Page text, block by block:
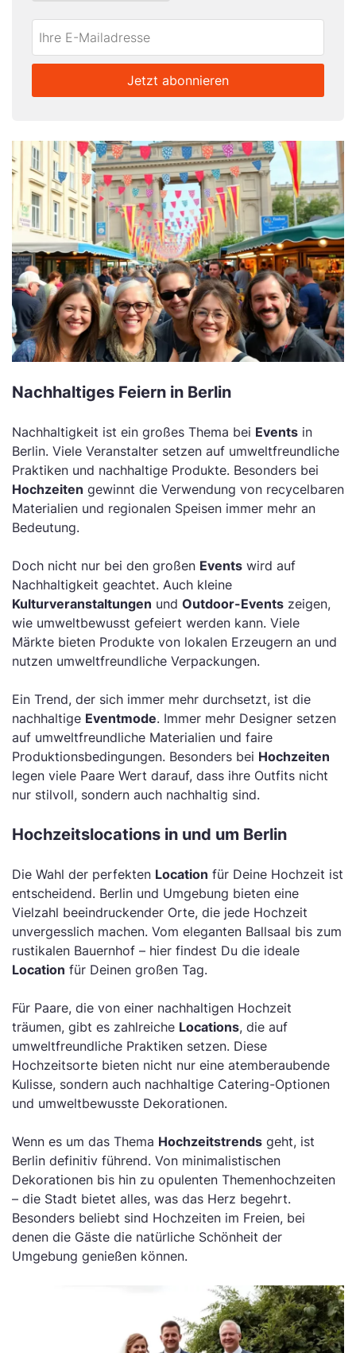
not
fill
E-
Mailadresse:
Jetzt abonnieren
Nachhaltiges Feiern in Berlin
Nachhaltigkeit ist ein großes Thema bei Events in
Berlin. Viele Veranstalter setzen auf umweltfreundliche
Praktiken und nachhaltige Produkte. Besonders bei
Hochzeiten gewinnt die Verwendung von recycelbaren
Materialien und regionalen Speisen immer mehr an
Bedeutung.
Doch nicht nur bei den großen Events wird auf
Nachhaltigkeit geachtet. Auch kleine
Kulturveranstaltungen und Outdoor-Events zeigen,
wie umweltbewusst gefeiert werden kann. Viele
Märkte bieten Produkte von lokalen Erzeugern an und
nutzen umweltfreundliche Verpackungen.
Ein Trend, der sich immer mehr durchsetzt, ist die
nachhaltige Eventmode. Immer mehr Designer setzen
auf umweltfreundliche Materialien und faire
Produktionsbedingungen. Besonders bei Hochzeiten
legen viele Paare Wert darauf, dass ihre Outfits nicht
nur stilvoll, sondern auch nachhaltig sind.
Hochzeitslocations in und um Berlin
Die Wahl der perfekten Location für Deine Hochzeit ist
entscheidend. Berlin und Umgebung bieten eine
Vielzahl beeindruckender Orte, die jede Hochzeit
unvergesslich machen. Vom eleganten Ballsaal bis zum
rustikalen Bauernhof – hier findest Du die ideale
Location für Deinen großen Tag.
Für Paare, die von einer nachhaltigen Hochzeit
träumen, gibt es zahlreiche Locations, die auf
umweltfreundliche Praktiken setzen. Diese
Hochzeitsorte bieten nicht nur eine atemberaubende
Kulisse, sondern auch nachhaltige Catering-Optionen
und umweltbewusste Dekorationen.
Wenn es um das Thema Hochzeitstrends geht, ist
Berlin definitiv führend. Von minimalistischen
Dekorationen bis hin zu opulenten Themenhochzeiten
– die Stadt bietet alles, was das Herz begehrt.
Besonders beliebt sind Hochzeiten im Freien, bei
denen die Gäste die natürliche Schönheit der
Umgebung genießen können.